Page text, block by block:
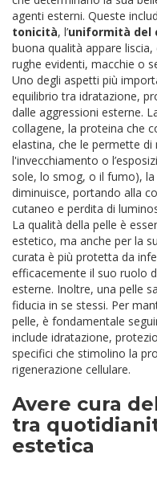
agenti esterni. Queste
tonicità, l’uniformità del
buona qualità appare
rughe evidenti, macchie o
Uno degli aspetti più
equilibrio tra idratazione,
dalle aggressioni esterne.
collagene, la proteina che
elastina, che le permette di
l'invecchiamento o
sole, lo smog, o il fumo),
diminuisce, portando alla
cutaneo e perdita di
La qualità della pelle è
estetico, ma anche per la
curata è più protetta da
efficacemente il suo ruolo
esterne. Inoltre, una pelle
fiducia in se stessi. Per
pelle, è fondamentale
include idratazione,
specifici che stimolino la
rigenerazione cellulare.
Avere cura
tra
estetica